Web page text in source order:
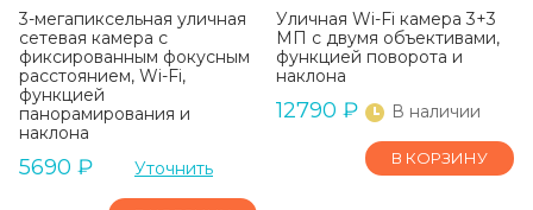
3-мегапиксельная уличная
сетевая камера с
фиксированным фокусным
расстоянием, Wi-Fi,
функцией
панорамирования и
наклона
5690 ₽ Уточнить
Уличная Wi-Fi камера 3+3
МП с двумя объективами,
функцией поворота и
наклона
12790 ₽ В наличии
В КОРЗИНУ